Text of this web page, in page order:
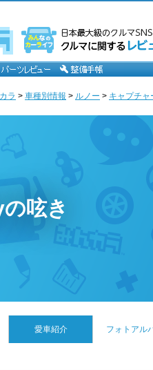
ラ > 車種別情報 > ルノー > キャプチャ
呟き
愛車紹介 フォトアル